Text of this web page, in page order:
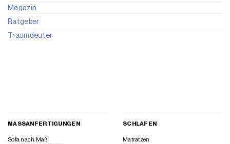
Magazin
Ratgeber
Traumdeuter
MASSANFERTIGUNGEN
Sofa nach Maß
SCHLAFEN
Matratzen